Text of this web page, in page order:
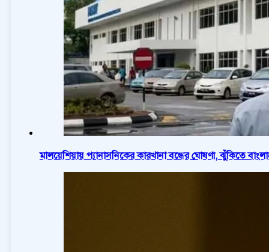
মালয়েশিয়ায় প্যানাসনিকের কারখানা বন্ধের ঘোষণা, ঝুঁকিতে